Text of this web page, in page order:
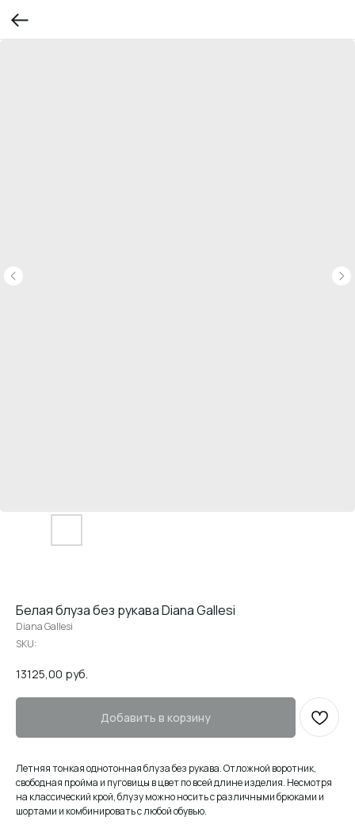
Белая блуза без рукава Diana Gallesi
Diana Gallesi
SKU:
13125,00 руб.
Добавить в корзину
Летняя тонкая однотонная блуза без рукава. Отложной воротник,
свободная пройма и пуговицы в цвет по всей длине изделия. Несмотря
на классический крой, блузу можно носить с различными брюками и
шортами и комбинировать с любой обувью.